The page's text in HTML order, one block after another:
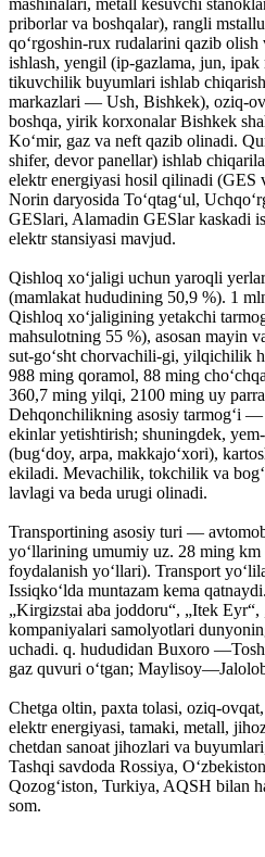
mashinalari, metall kesuvchi
priborlar va boshqalar), rangli
qoʻrgoshin-rux rudalarini qazib
ishlash, yengil (ip-gazlama, jun,
tikuvchilik buyumlari ishlab
markazlari — Ush, Bishkek), oziq-
boshqa, yirik korxonalar Bishkek
Koʻmir, gaz va neft qazib olinadi.
shifer, devor panellar) ishlab
elektr energiyasi hosil qilinadi (GES
Norin daryosida Toʻqtagʻul,
GESlari, Alamadin GESlar kaskadi
elektr stansiyasi mavjud.
Qishloq xoʻjaligi uchun yaroqli
(mamlakat hududining 50,9 %). 1
Qishloq xoʻjaligining yetakchi
mahsulotning 55 %), asosan mayin
sut-goʻsht chorvachili-gi, yilqichilik
988 ming qoramol, 88 ming
360,7 ming yilqi, 2100 ming uy
Dehqonchilikning asosiy tarmogʻi
ekinlar yetishtirish; shuningdek,
(bugʻdoy, arpa, makkajoʻxori),
ekiladi. Mevachilik, tokchilik va
lavlagi va beda urugi olinadi.
Transportining asosiy turi —
yoʻllarining umumiy uz. 28 ming
foydalanish yoʻllari). Transport
Issiqkoʻlda muntazam kema
„Kirgizstai aba joddoru“, „Itek
kompaniyalari samolyotlari
uchadi. q. hududidan Buxoro
gaz quvuri oʻtgan;
Chetga oltin, paxta tolasi, oziq-
elektr energiyasi, tamaki, metall,
chetdan sanoat jihozlari va
Tashqi savdoda Rossiya,
Qozogʻiston, Turkiya, AQSH
som.